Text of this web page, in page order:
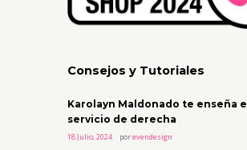
Consejos y Tutoriales
Karolayn Maldonado te enseña el
servicio de derecha
18 Julio, 2024 porevendesign